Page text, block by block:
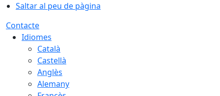
Saltar al peu de pàgina
Contacte
Idiomes
Català
Castellà
Anglès
Alemany